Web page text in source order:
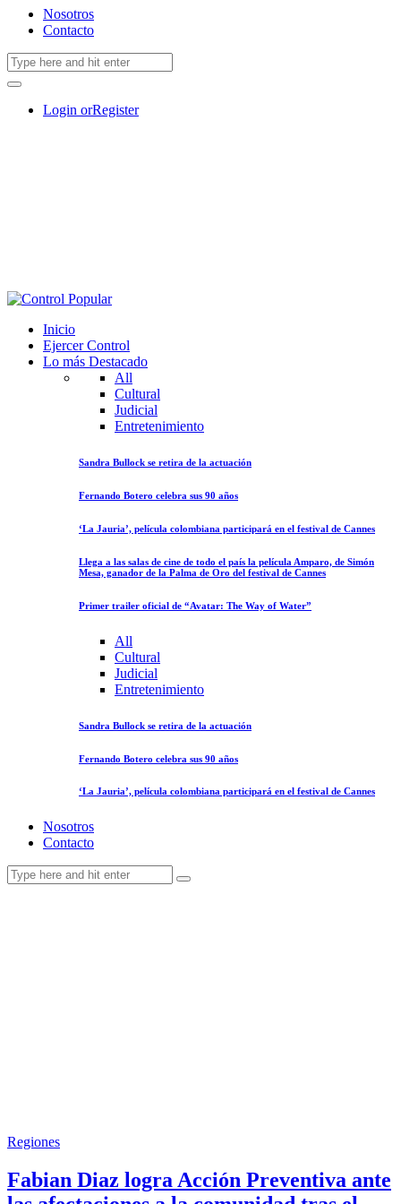
Nosotros
Contacto
Login orRegister
Inicio
Ejercer Control
Lo más Destacado
All
Cultural
Judicial
Entretenimiento
Sandra Bullock se retira de la actuación
Fernando Botero celebra sus 90 años
‘La Jauria’, película colombiana participará en el festival de Cannes
Llega a las salas de cine de todo el país la película Amparo, de Simón
Mesa, ganador de la Palma de Oro del festival de Cannes
Primer trailer oficial de “Avatar: The Way of Water”
All
Cultural
Judicial
Entretenimiento
Sandra Bullock se retira de la actuación
Fernando Botero celebra sus 90 años
‘La Jauria’, película colombiana participará en el festival de Cannes
Nosotros
Contacto
Regiones
Fabian Diaz logra Acción Preventiva ante